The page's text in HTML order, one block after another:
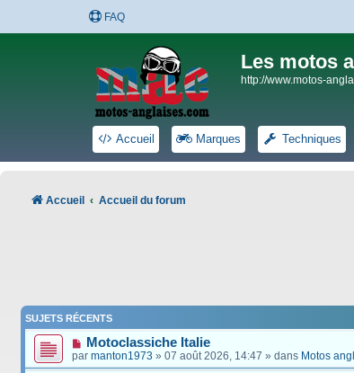
FAQ
Les motos
http://www.motos-
Accueil Marques Techniques
Accueil Accueil du forum
SUJETS RÉCENTS
Motoclassiche Italie
par manton1973 » 07 août 2026, 14:47 » dans Motos